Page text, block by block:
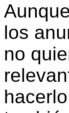
los
no